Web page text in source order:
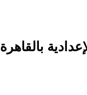
والشهادة الإعدادية بالقاهرة